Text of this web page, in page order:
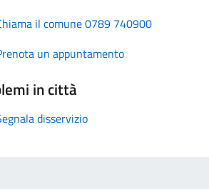
il comune 0789 740900
un appuntamento
in città
disservizio